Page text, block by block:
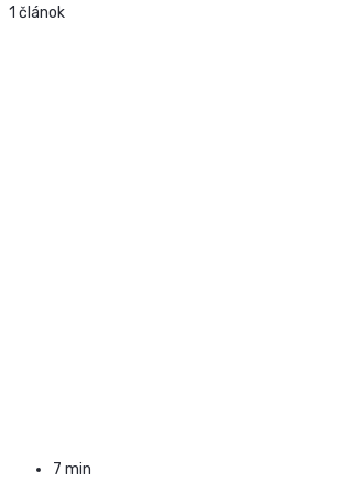
1 článok
7 min